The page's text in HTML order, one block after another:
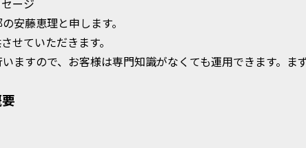
ージ
安藤恵理と申します。
せていただきます。
ますので、お客様は専門知識がなくても運用できます。ま